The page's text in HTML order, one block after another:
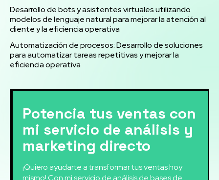
Desarrollo de bots y asistentes virtuales utilizando
modelos de lenguaje natural para mejorar la atención al
cliente y la eficiencia operativa
Automatización de procesos: Desarrollo de soluciones
para automatizar tareas repetitivas y mejorar la
eficiencia operativa
Potencia tus ventas con
mi servicio de análisis y
marketing directo
¡Quiero ayudarte a transformar tus ventas hoy
mismo! Con mi servicio de análisis de bases de